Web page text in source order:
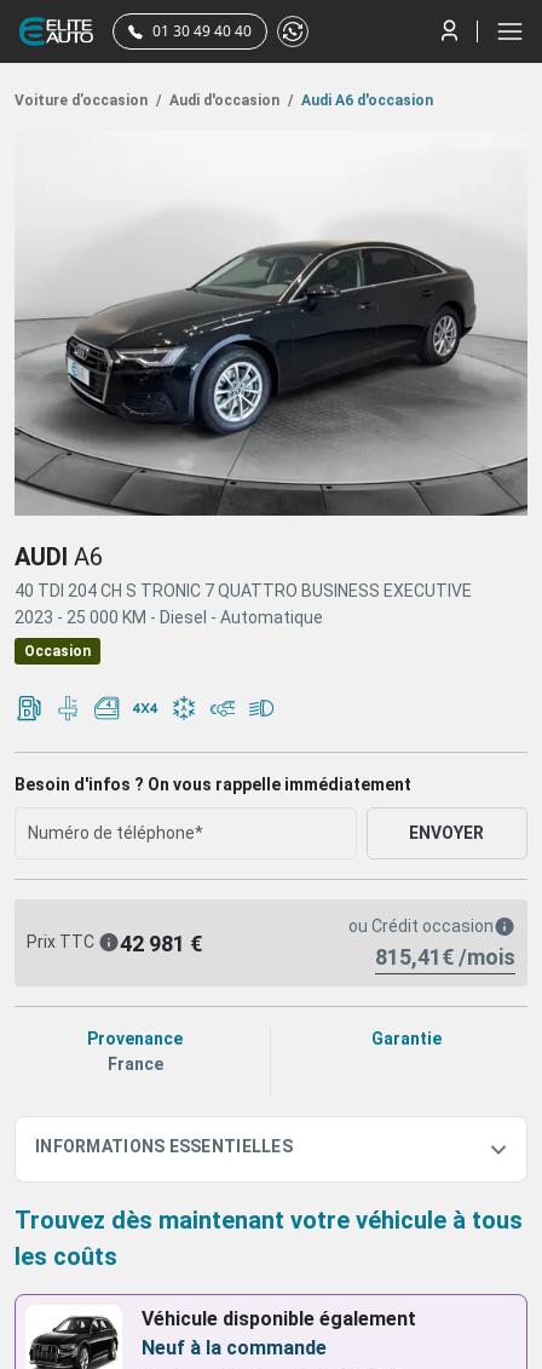
01 30 49 40 40
Voiture d’occasion / Audi d'occasion / Audi A6 d'occasion
AUDI A6
40 TDI 204 CH S TRONIC 7 QUATTRO BUSINESS EXECUTIVE
2023 - 25 000 KM - Diesel - Automatique
Occasion
Besoin d'infos ? On vous rappelle immédiatement
ENVOYER
Prix TTC 42 981 €
ou Crédit occasion
815,41€ /mois
Provenance
France
Garantie
INFORMATIONS ESSENTIELLES
Trouvez dès maintenant votre véhicule à tous
les coûts
Véhicule disponible également
Neuf à la commande